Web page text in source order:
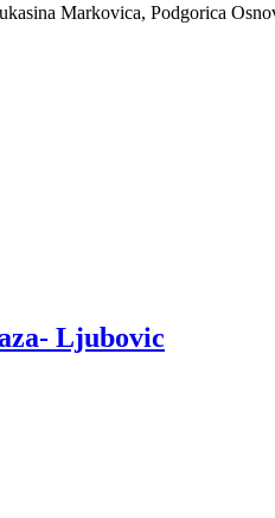
Markovica, Podgorica
Ljubovic